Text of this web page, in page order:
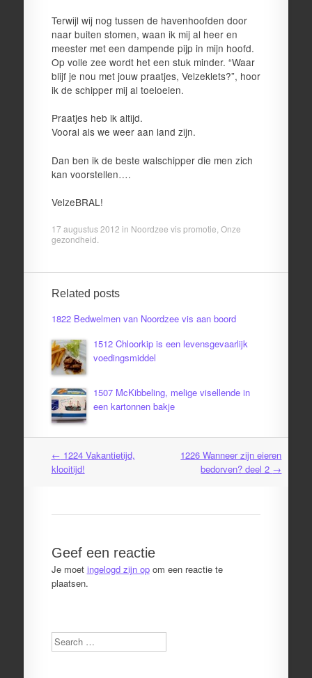
Terwijl wij nog tussen de havenhoofden door
naar buiten stomen, waan ik mij al heer en
meester met een dampende pijp in mijn hoofd.
Op volle zee wordt het een stuk minder. “Waar
blijf je nou met jouw praatjes, Velzeklets?”, hoor
ik de schipper mij al toeloeien.
Praatjes heb ik altijd.
Vooral als we weer aan land zijn.
Dan ben ik de beste walschipper die men zich
kan voorstellen….
VelzeBRAL!
17 augustus 2012 in Noordzee vis promotie Onze
gezondheid
Related posts
1822 Bedwelmen van Noordzee vis aan boord
1512 Chloorkip is een levensgevaarlijk
voedingsmiddel
1507 McKibbeling, melige visellende in
een kartonnen bakje
Post
navigation
← 1224 Vakantietijd,
klooitijd!
1226 Wanneer zijn eieren
bedorven? deel 2 →
Geef een reactie
Je moet ingelogd zijn opom een reactie te
plaatsen.
Search